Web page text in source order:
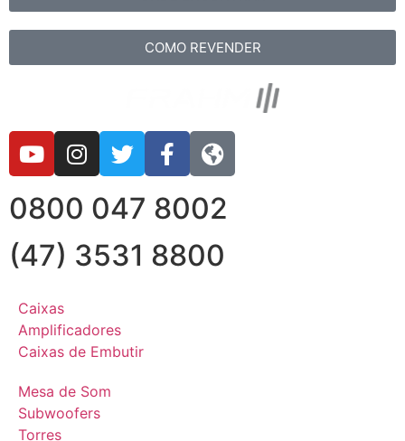
COMO REVENDER
0800 047 8002
(47) 3531 8800
Caixas
Amplificadores
Caixas de Embutir
Mesa de Som
Subwoofers
Torres